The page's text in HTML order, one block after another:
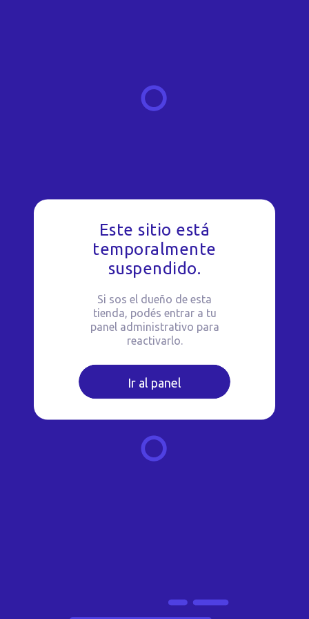
Este sitio está
temporalmente
suspendido.
Si sos el dueño de esta
tienda, podés entrar a tu
panel administrativo para
reactivarlo.
Ir al panel